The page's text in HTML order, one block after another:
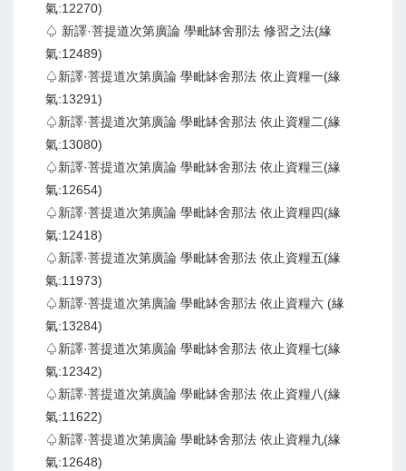
氣:12270)
♤ 新譯·菩提道次第廣論 學毗缽舍那法 修習之法(緣
氣:12489)
♤新譯·菩提道次第廣論 學毗缽舍那法 依止資糧一(緣
氣:13291)
♤新譯·菩提道次第廣論 學毗缽舍那法 依止資糧二(緣
氣:13080)
♤新譯·菩提道次第廣論 學毗缽舍那法 依止資糧三(緣
氣:12654)
♤新譯·菩提道次第廣論 學毗缽舍那法 依止資糧四(緣
氣:12418)
♤新譯·菩提道次第廣論 學毗缽舍那法 依止資糧五(緣
氣:11973)
♤新譯·菩提道次第廣論 學毗缽舍那法 依止資糧六 (緣
氣:13284)
♤新譯·菩提道次第廣論 學毗缽舍那法 依止資糧七(緣
氣:12342)
♤新譯·菩提道次第廣論 學毗缽舍那法 依止資糧八(緣
氣:11622)
♤新譯·菩提道次第廣論 學毗缽舍那法 依止資糧九(緣
氣:12648)